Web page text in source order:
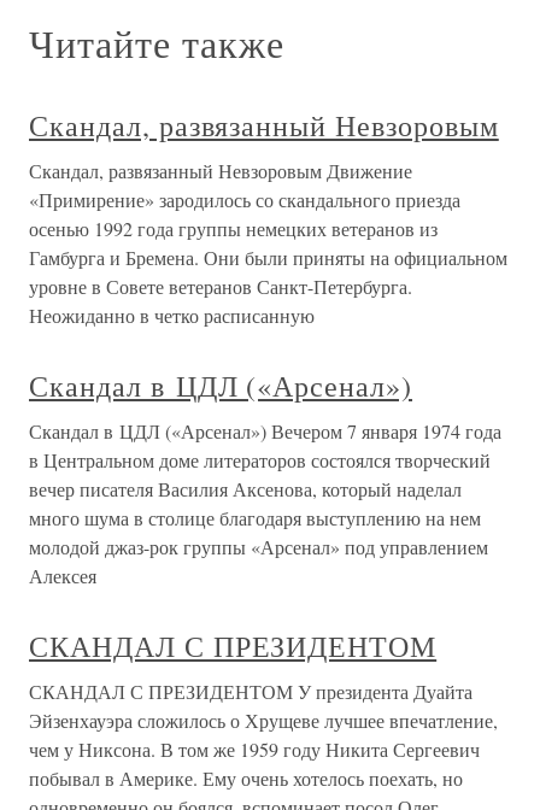
Читайте также
Скандал, развязанный Невзоровым
Скандал, развязанный Невзоровым Движение
«Примирение» зародилось со скандального приезда
осенью 1992 года группы немецких ветеранов из
Гамбурга и Бремена. Они были приняты на официальном
уровне в Совете ветеранов Санкт-Петербурга.
Неожиданно в четко расписанную
Скандал в ЦДЛ («Арсенал»)
Скандал в ЦДЛ («Арсенал») Вечером 7 января 1974 года
в Центральном доме литераторов состоялся творческий
вечер писателя Василия Аксенова, который наделал
много шума в столице благодаря выступлению на нем
молодой джаз-рок группы «Арсенал» под управлением
Алексея
СКАНДАЛ С ПРЕЗИДЕНТОМ
СКАНДАЛ С ПРЕЗИДЕНТОМ У президента Дуайта
Эйзенхауэра сложилось о Хрущеве лучшее впечатление,
чем у Никсона. В том же 1959 году Никита Сергеевич
побывал в Америке. Ему очень хотелось поехать, но